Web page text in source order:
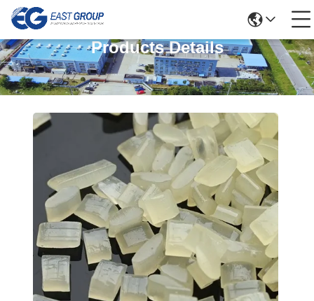
Products Details